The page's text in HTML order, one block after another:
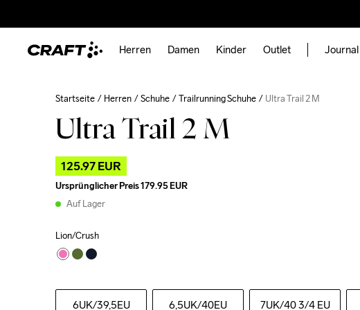
Herren Damen Kinder Outlet Journal
Startseite Herren Schuhe Trailrunning Schuhe Ultra Trail 2 M
Ultra Trail 2 M
125.97 EUR
Ursprünglicher Preis179.95 EUR
Auf Lager
Lion/Crush
6UK/39,5EU 6,5UK/40EU 7UK/40 3/4 EU